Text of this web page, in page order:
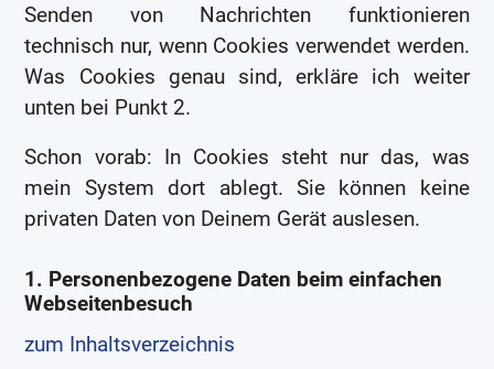
Senden von Nachrichten funktionieren
technisch nur, wenn Cookies verwendet werden.
Was Cookies genau sind, erkläre ich weiter
unten bei Punkt 2.
Schon vorab: In Cookies steht nur das, was
mein System dort ablegt. Sie können keine
privaten Daten von Deinem Gerät auslesen.
1. Personenbezogene Daten beim einfachen
Webseitenbesuch
zum Inhaltsverzeichnis